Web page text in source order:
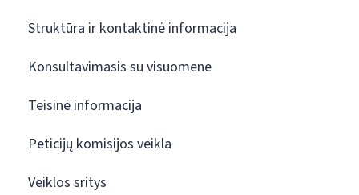
Struktūra ir kontaktinė informacija
Konsultavimasis su visuomene
Teisinė informacija
Peticijų komisijos veikla
Veiklos sritys